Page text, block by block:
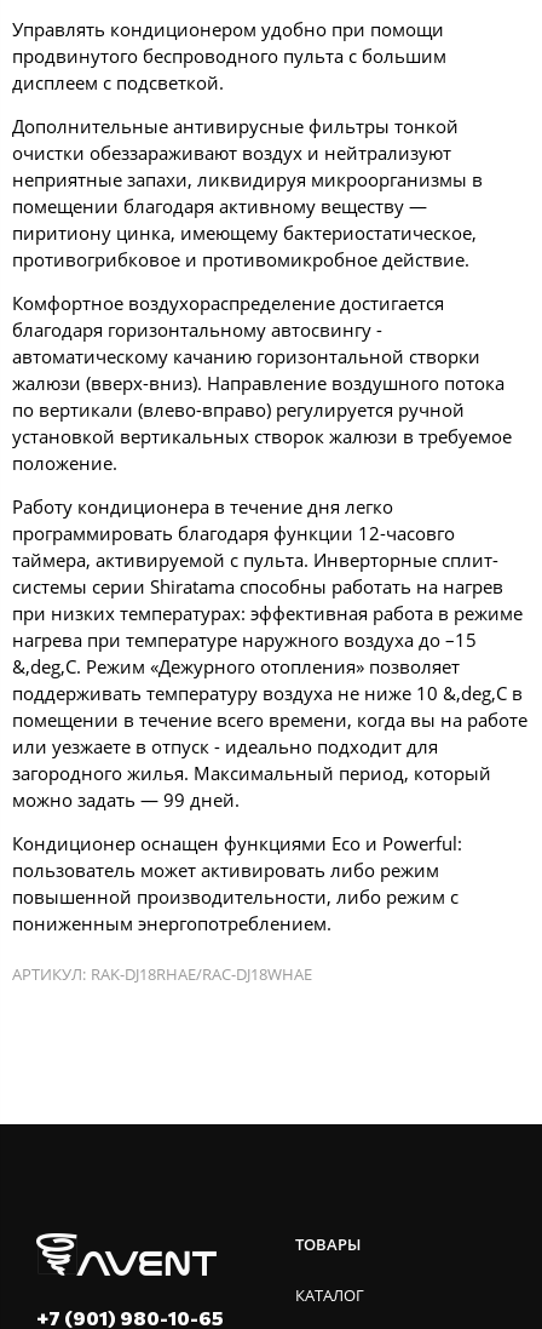
Управлять кондиционером удобно при помощи
продвинутого беспроводного пульта с большим
дисплеем с подсветкой.
Дополнительные антивирусные фильтры тонкой
очистки обеззараживают воздух и нейтрализуют
неприятные запахи, ликвидируя микроорганизмы в
помещении благодаря активному веществу —
пиритиону цинка, имеющему бактериостатическое,
противогрибковое и противомикробное действие.
Комфортное воздухораспределение достигается
благодаря горизонтальному автосвингу -
автоматическому качанию горизонтальной створки
жалюзи (вверх-вниз). Направление воздушного потока
по вертикали (влево-вправо) регулируется ручной
установкой вертикальных створок жалюзи в требуемое
положение.
Работу кондиционера в течение дня легко
программировать благодаря функции 12-часовго
таймера, активируемой с пульта. Инверторные сплит-
системы серии Shiratama способны работать на нагрев
при низких температурах: эффективная работа в режиме
нагрева при температуре наружного воздуха до –15
&,deg,C. Режим «Дежурного отопления» позволяет
поддерживать температуру воздуха не ниже 10 &,deg,C в
помещении в течение всего времени, когда вы на работе
или уезжаете в отпуск - идеально подходит для
загородного жилья. Максимальный период, который
можно задать — 99 дней.
Кондиционер оснащен функциями Eco и Powerful:
пользователь может активировать либо режим
повышенной производительности, либо режим с
пониженным энергопотреблением.
АРТИКУЛ: RAK-DJ18RHAE/RAC-DJ18WHAE
+7 (901) 980-10-65
ТОВАРЫ
КАТАЛОГ